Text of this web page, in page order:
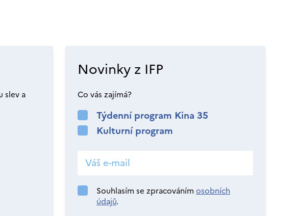
slev a
Novinky z IFP
Co vás zajímá?
Týdenní program Kina 35
Kulturní program
Souhlasím se zpracováním osobních
údajů.